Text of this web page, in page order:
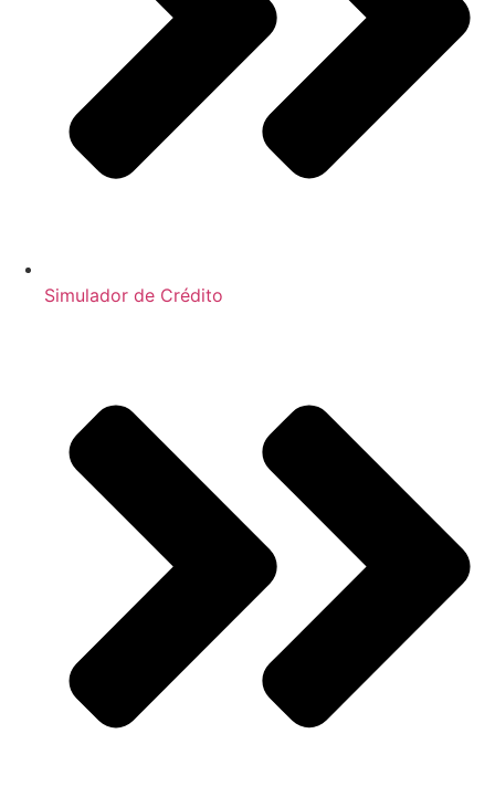
Simulador de Crédito